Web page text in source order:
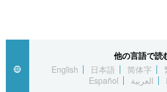
経済・ビジネス
国際
トップ
アーカイブ
In-depth
Japan Data
他の言語で読
English
日本語 简体字
Español
العربية